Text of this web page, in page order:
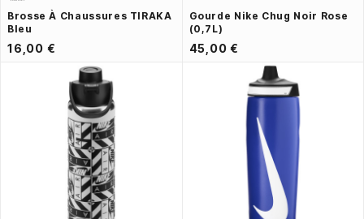
Brosse À Chaussures TIRAKA
Bleu
16,00 €
Gourde Nike Chug Noir Rose
(0,7L)
45,00 €